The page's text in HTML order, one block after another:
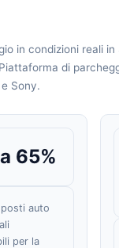
in condizioni reali
di
Sony.
65%
auto
per la